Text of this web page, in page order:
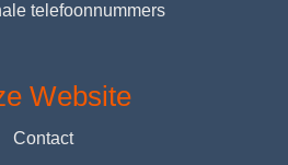
telefoonnummers
Website
Contact